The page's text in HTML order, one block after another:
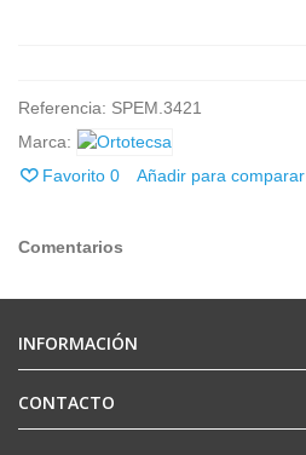
Referencia: SPEM.3421
Marca:
Favorito 0 Añadir para comparar
Comentarios
INFORMACIÓN
CONTACTO